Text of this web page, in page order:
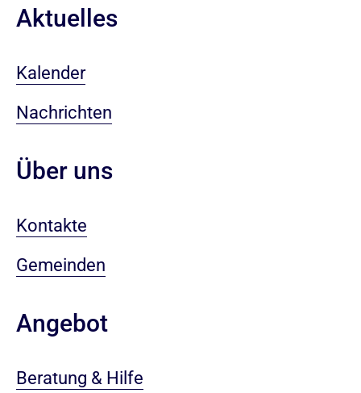
Aktuelles
Kalender
Nachrichten
Über uns
Kontakte
Gemeinden
Angebot
Beratung & Hilfe